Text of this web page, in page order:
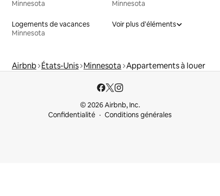
Minnesota
Minnesota
Logements de vacances
Minnesota
Voir plus d'éléments
Airbnb États-Unis Minnesota Appartements à louer
© 2026 Airbnb, Inc.
Confidentialité
Conditions générales